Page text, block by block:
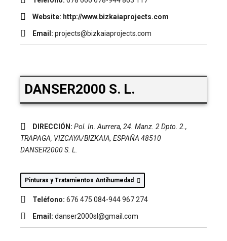
Website: http://www.bizkaiaprojects.com
Email: projects@bizkaiaprojects.com
DANSER2000 S. L.
DIRECCIÓN: Pol. In. Aurrera, 24. Manz. 2 Dpto. 2. ,
TRAPAGA, VIZCAYA/BIZKAIA, ESPAÑA 48510
DANSER2000 S. L.
Pinturas y Tratamientos Antihumedad
Teléfono: 676 475 084-944 967 274
Email: danser2000sl@gmail.com